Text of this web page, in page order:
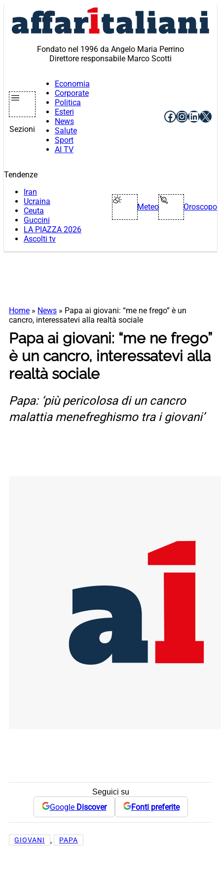
contenuto
Fondato nel 1996 da Angelo Maria Perrino
Direttore responsabile Marco Scotti
Sezioni
Economia
Corporate
Politica
Esteri
News
Salute
Sport
AI TV
Facebook
X
Tendenze
Iran
Ucraina
Ceuta
Guccini
LA PIAZZA 2026
Ascolti tv
Meteo Oroscopo
Home » News » Papa ai giovani: “me ne frego” è un
cancro, interessatevi alla realtà sociale
Papa ai giovani: “me ne frego”
è un cancro, interessatevi alla
realtà sociale
Papa: ‘più pericolosa di un cancro
malattia menefreghismo tra i giovani’
Seguici su
Google Discover Fonti preferite
GIOVANI , PAPA